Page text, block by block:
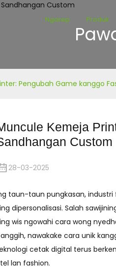
Ngarep Produk
Pengubah Game kanggo
Kemeja
Custom
28-03-2025
taun-taun pungkasan,
dipersonalisasi. Salah
wis ngowahi cara wong
nawakake cara unik
cetak digital terus
lan fashion.